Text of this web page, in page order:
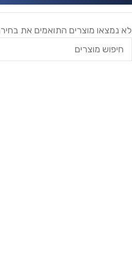
לא נמצאו מוצרים התואמים את